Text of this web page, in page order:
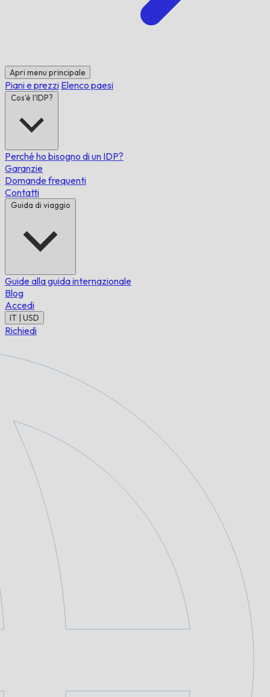
Apri menu principale
Piani e prezzi Elenco paesi
Cos'è l'IDP?
Perché ho bisogno di un IDP?
Garanzie
Domande frequenti
Contatti
Guida di viaggio
Guide alla guida internazionale
Blog
Accedi
IT | USD
Richiedi